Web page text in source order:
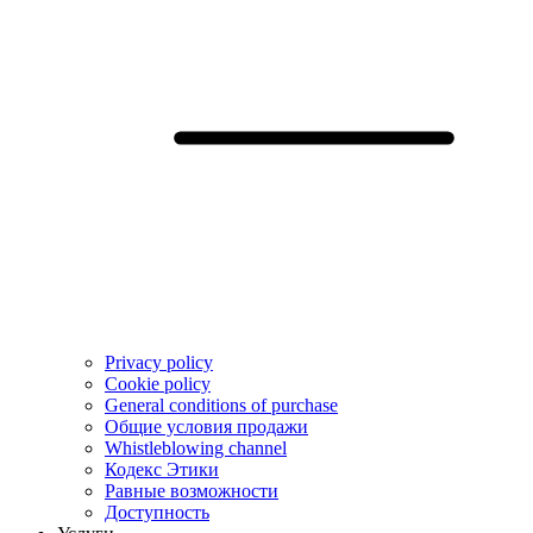
Privacy policy
Cookie policy
General conditions of purchase
Общие условия продажи
Whistleblowing channel
Кодекс Этики
Pавные возможности
Доступность